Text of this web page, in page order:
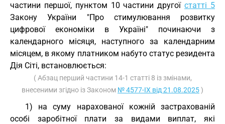
частини першої, пунктом 10 частини другоїстатті 5
Закону України "Про стимулювання розвитку
цифрової економіки в Україні" починаючи з
календарного місяця, наступного за календарним
місяцем, в якому платником набуто статус резидента
Дія Сіті, встановлюється:
( Абзац перший частини 14-1 статті 8 із змінами,
внесеними згідно із Законом № 4577-IX від 21.08.2025)
1) на суму нарахованої кожній застрахованій
особі заробітної плати за видами виплат, які